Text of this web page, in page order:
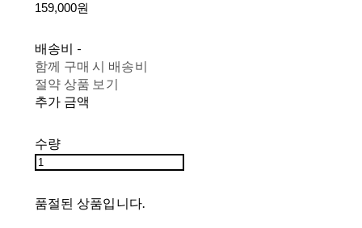
159,000원
배송비 -
함께 구매 시 배송비
절약 상품 보기
추가 금액
수량
품절된 상품입니다.